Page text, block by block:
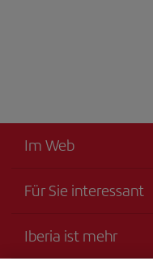
Im Web
Für Sie interessant
Erklärung zur Barrierefreiheit
Iberia ist mehr